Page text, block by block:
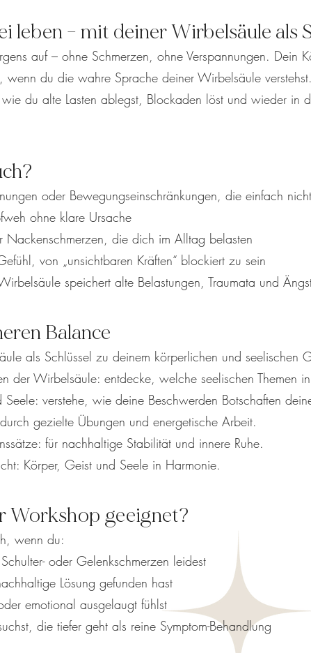
leben – mit deiner Wirbelsäule als
auf – ohne Schmerzen, ohne Verspannungen. Dein
du die wahre Sprache deiner Wirbelsäule verstehst.
du alte Lasten ablegst, Blockaden löst und wieder in
oder Bewegungseinschränkungen, die einfach
ohne klare Ursache
Nackenschmerzen, die dich im Alltag belasten
von „unsichtbaren Kräften“ blockiert zu sein
speichert alte Belastungen, Traumata und
Balance
als Schlüssel zu deinem körperlichen und seelischen
der Wirbelsäule: entdecke, welche seelischen Themen
verstehe, wie deine Beschwerden Botschaften
gezielte Übungen und energetische Arbeit.
für nachhaltige Stabilität und innere Ruhe.
Körper, Geist und Seele in Harmonie.
Workshop geeignet?
wenn du:
oder Gelenkschmerzen leidest
Lösung gefunden hast
emotional ausgelaugt fühlst
die tiefer geht als reine Symptom-Behandlung